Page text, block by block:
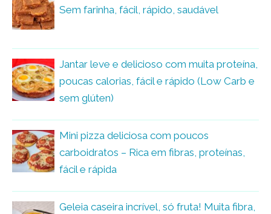
Sem farinha, fácil, rápido, saudável
Jantar leve e delicioso com muita proteína,
poucas calorias, fácil e rápido (Low Carb e
sem glúten)
Mini pizza deliciosa com poucos
carboidratos – Rica em fibras, proteínas,
fácil e rápida
Geleia caseira incrível, só fruta! Muita fibra,